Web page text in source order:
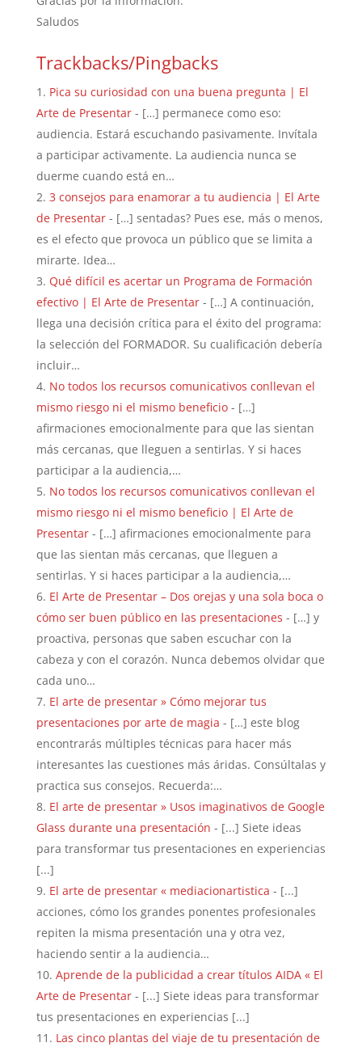
Saludos
Trackbacks/Pingbacks
Pica su curiosidad con una buena pregunta | El
Arte de Presentar- […] permanece como eso:
audiencia. Estará escuchando pasivamente. Invítala
a participar activamente. La audiencia nunca se
duerme cuando está en…
3 consejos para enamorar a tu audiencia | El Arte
de Presentar- […] sentadas? Pues ese, más o menos,
es el efecto que provoca un público que se limita a
mirarte. Idea…
Qué difícil es acertar un Programa de Formación
efectivo | El Arte de Presentar- […] A continuación,
llega una decisión crítica para el éxito del programa:
la selección del FORMADOR. Su cualificación debería
incluir…
No todos los recursos comunicativos conllevan el
mismo riesgo ni el mismo beneficio- […]
afirmaciones emocionalmente para que las sientan
más cercanas, que lleguen a sentirlas. Y si haces
participar a la audiencia,…
No todos los recursos comunicativos conllevan el
mismo riesgo ni el mismo beneficio | El Arte de
Presentar- […] afirmaciones emocionalmente para
que las sientan más cercanas, que lleguen a
sentirlas. Y si haces participar a la audiencia,…
El Arte de Presentar – Dos orejas y una sola boca o
cómo ser buen público en las presentaciones - […] y
proactiva, personas que saben escuchar con la
cabeza y con el corazón. Nunca debemos olvidar que
cada uno…
El arte de presentar » Cómo mejorar tus
presentaciones por arte de magia - […] este blog
encontrarás múltiples técnicas para hacer más
interesantes las cuestiones más áridas. Consúltalas y
practica sus consejos. Recuerda:…
El arte de presentar » Usos imaginativos de Google
Glass durante una presentación - [...] Siete ideas
para transformar tus presentaciones en experiencias
[...]
El arte de presentar « mediacionartistica - [...]
acciones, cómo los grandes ponentes profesionales
repiten la misma presentación una y otra vez,
haciendo sentir a la audiencia…
Aprende de la publicidad a crear títulos AIDA « El
Arte de Presentar- [...] Siete ideas para transformar
tus presentaciones en experiencias [...]
Las cinco plantas del viaje de tu presentación de